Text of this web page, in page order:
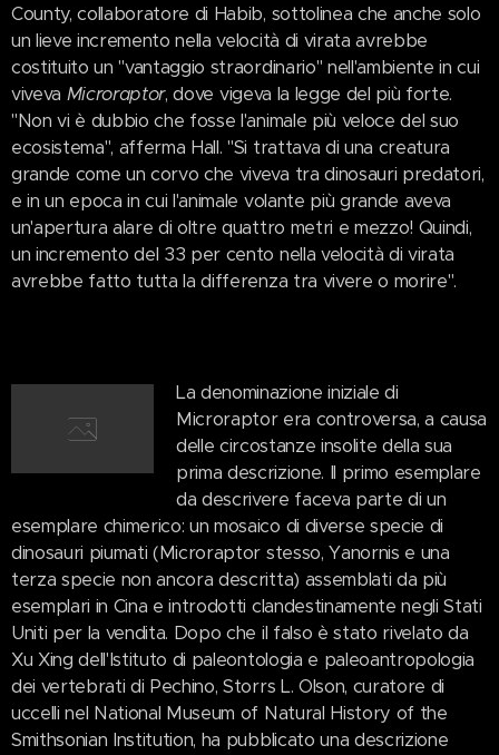
County, collaboratore di Habib, sottolinea che anche solo
un lieve incremento nella velocità di virata avrebbe
costituito un "vantaggio straordinario" nell'ambiente in cui
viveva Microraptor, dove vigeva la legge del più forte.
"Non vi è dubbio che fosse l'animale più veloce del suo
ecosistema", afferma Hall. "Si trattava di una creatura
grande come un corvo che viveva tra dinosauri predatori,
e in un epoca in cui l'animale volante più grande aveva
un'apertura alare di oltre quattro metri e mezzo! Quindi,
un incremento del 33 per cento nella velocità di virata
avrebbe fatto tutta la differenza tra vivere o morire".
La denominazione iniziale di
Microraptor era controversa, a causa
delle circostanze insolite della sua
prima descrizione. Il primo esemplare
da descrivere faceva parte di un
esemplare chimerico: un mosaico di diverse specie di
dinosauri piumati (Microraptor stesso, Yanornis e una
terza specie non ancora descritta) assemblati da più
esemplari in Cina e introdotti clandestinamente negli Stati
Uniti per la vendita. Dopo che il falso è stato rivelato da
Xu Xing dell'Istituto di paleontologia e paleoantropologia
dei vertebrati di Pechino, Storrs L. Olson, curatore di
uccelli nel National Museum of Natural History of the
Smithsonian Institution, ha pubblicato una descrizione